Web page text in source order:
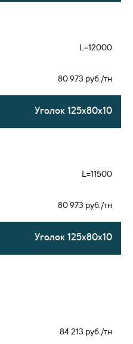
L=12000
80 973 руб./тн
Уголок 125х80х10
L=11500
80 973 руб./тн
Уголок 125х80х10
84 213 руб./тн